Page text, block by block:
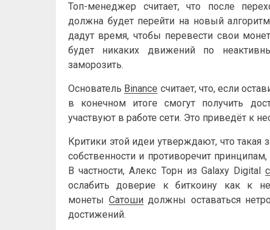
Топ-менеджер считает, что после
должна будет перейти на новый
дадут время, чтобы перевести свои
будет никаких движений по
заморозить.
Основатель Binance считает, что, если
в конечном итоге смогут получить
участвуют в работе сети. Это приведёт к
Критики этой идеи утверждают, что такая
собственности и противоречит
В частности, Алекс Торн из Galaxy Digital
ослабить доверие к биткоину как к
монеты Сатошидолжны оставаться
достижений.